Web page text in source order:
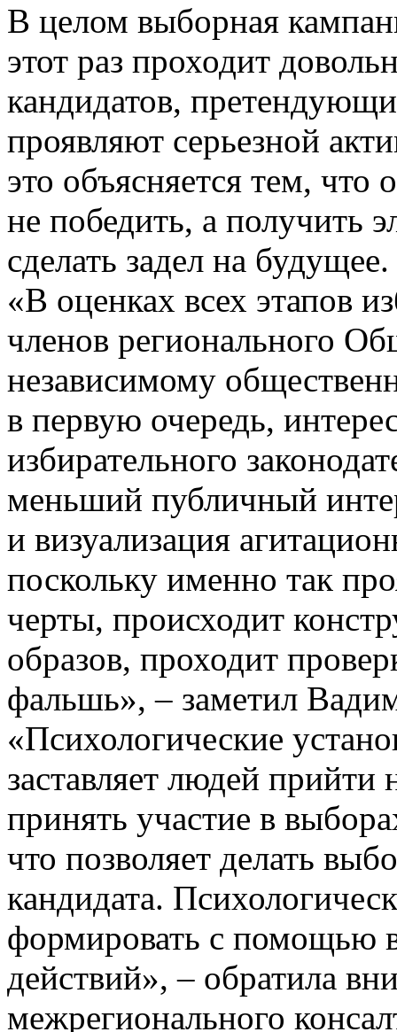
В целом выборная
этот раз проходит
кандидатов,
проявляют серьезной
это объясняется тем, что
не победить, а получить
сделать задел на будущее.
«В оценках всех этапов
членов регионального
независимому
в первую очередь,
избирательного
меньший публичный
и визуализация
поскольку именно так
черты, происходит
образов, проходит
фальшь», – заметил
«Психологические
заставляет людей прийти
принять участие в
что позволяет делать
кандидата.
формировать с помощью
действий», – обратила
межрегионального